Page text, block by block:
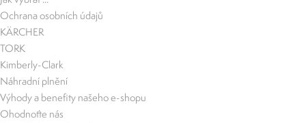
Ochrana osobních údajů
KÄRCHER
TORK
Kimberly-Clark
Náhradní plnění
Výhody a benefity našeho e-shopu
Ohodnoťte nás